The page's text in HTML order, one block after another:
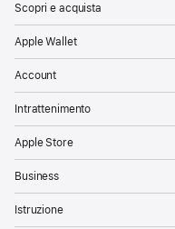
Scopri e acquista
Apple Wallet
Account
Intrattenimento
Apple Store
Business
Istruzione